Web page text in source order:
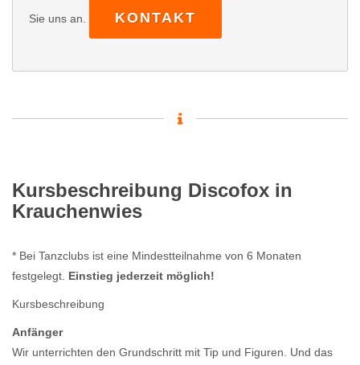
Sie uns an. KONTAKT
Kursbeschreibung Discofox in
Krauchenwies
* Bei Tanzclubs ist eine Mindestteilnahme von 6 Monaten
festgelegt. Einstieg jederzeit möglich!
Kursbeschreibung
Anfänger
Wir unterrichten den Grundschritt mit Tip und Figuren. Und das